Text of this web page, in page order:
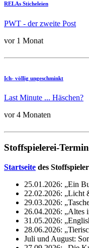
RELAs Sticheleien
PWT - der zweite Post
vor 1 Monat
Ich- völlig ungeschminkt
Last Minute ... Häschen?
vor 4 Monaten
Stoffspielerei-
Startseite des
25.01.2026: „Ein
22.02.2026: „Licht
29.03.2026:
26.04.2026: „Altes
31.05.2026:
28.06.2026:
Juli und August: